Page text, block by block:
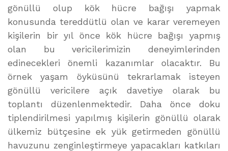
gönüllü olup kök hücre bağışı yapmak
konusunda tereddütlü olan ve karar veremeyen
kişilerin bir yıl önce kök hücre bağışı yapmış
olan bu vericilerimizin deneyimlerinden
edinecekleri önemli kazanımlar olacaktır. Bu
örnek yaşam öyküsünü tekrarlamak isteyen
gönüllü vericilere açık davetiye olarak bu
toplantı düzenlenmektedir. Daha önce doku
tiplendirilmesi yapılmış kişilerin gönüllü olarak
ülkemiz bütçesine ek yük getirmeden gönüllü
havuzunu zenginleştirmeye yapacakları katkıları